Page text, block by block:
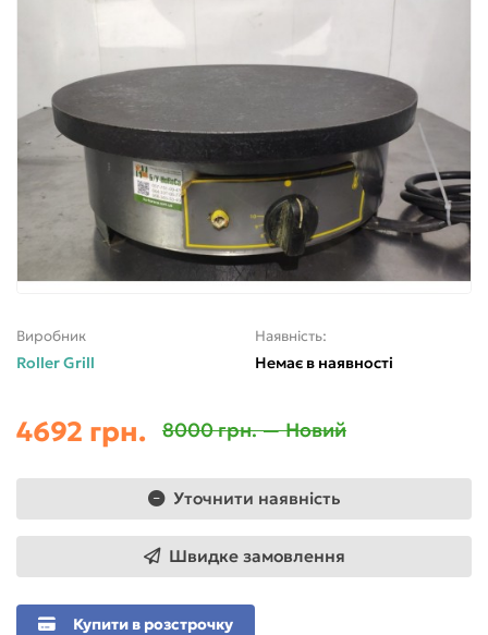
Виробник
Roller Grill
Наявність:
Немає в наявності
4692 грн. 8000 грн. — Новий
Уточнити наявність
Швидке замовлення
Купити в розстрочку